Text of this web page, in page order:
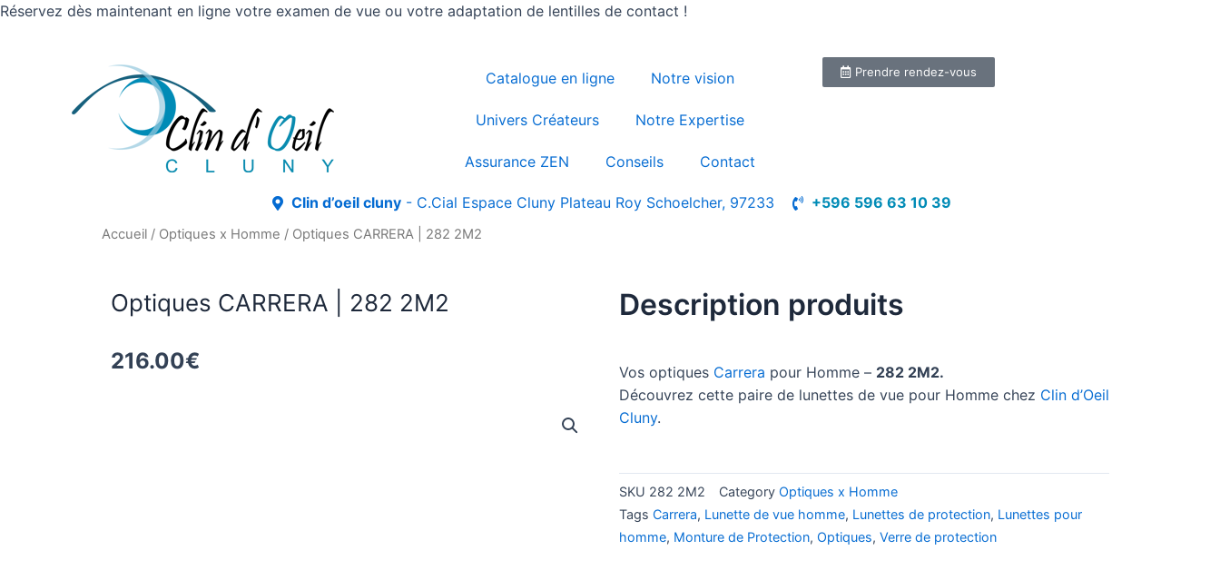
Réservez dès maintenant en ligne votre examen de vue ou votre adaptation de lentilles de contact !
Catalogue en ligne Notre vision
Univers Créateurs Notre Expertise
Assurance ZEN Conseils Contact
Prendre rendez-vous
Clin d’oeil cluny - C.Cial Espace Cluny Plateau Roy Schoelcher, 97233 +596 596 63 10 39
Accueil / Optiques x Homme / Optiques CARRERA | 282 2M2
Optiques CARRERA | 282 2M2
216.00€
Description produits
Vos optiques Carrera pour Homme – 282 2M2.
Découvrez cette paire de lunettes de vue pour Homme chez Clin d’Oeil
Cluny.
SKU 282 2M2 Category Optiques x Homme
Tags Carrera, Lunette de vue homme, Lunettes de protection, Lunettes pour
homme, Monture de Protection, Optiques, Verre de protection